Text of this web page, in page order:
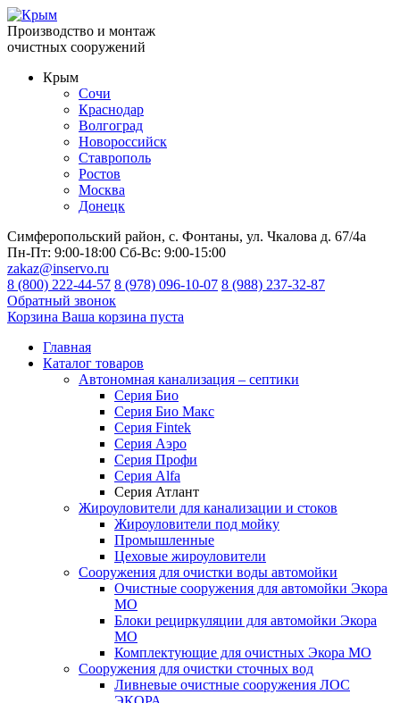
Производство и монтаж
очистных сооружений
Крым
Сочи
Краснодар
Волгоград
Новороссийск
Ставрополь
Ростов
Москва
Донецк
Симферопольский район, с. Фонтаны, ул. Чкалова д. 67/4а
Пн-Пт: 9:00-18:00 Сб-Вс: 9:00-15:00
zakaz@inservo.ru
8 (800) 222-44-57 8 (978) 096-10-07 8 (988) 237-32-87
Обратный звонок
Корзина Ваша корзина пуста
Главная
Каталог товаров
Автономная канализация – септики
Серия Био
Серия Био Макс
Серия Fintek
Серия Аэро
Серия Профи
Серия Alfa
Серия Атлант
Жироуловители для канализации и стоков
Жироуловители под мойку
Промышленные
Цеховые жироуловители
Сооружения для очистки воды автомойки
Очистные сооружения для автомойки Экора
МО
Блоки рециркуляции для автомойки Экора
МО
Комплектующие для очистных Экора МО
Сооружения для очистки сточных вод
Ливневые очистные сооружения ЛОС